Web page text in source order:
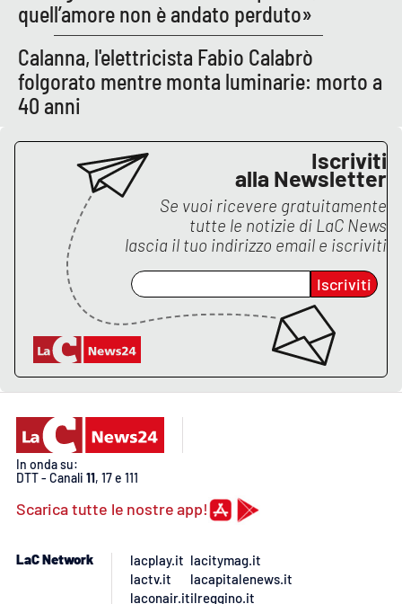
Ilreggino.it
Cosenzachannel.it
Catanzarochannel.it
Android
quell’amore non è andato perduto»
Calanna, l'elettricista Fabio Calabrò
folgorato mentre monta luminarie: morto a
40 anni
Iscriviti
alla Newsletter
Se vuoi ricevere gratuitamente
tutte le notizie di LaC News
lascia il tuo indirizzo email e iscriviti
Iscriviti
In onda su:
DTT - Canali 11, 17 e 111
Scarica tutte le nostre app!
LaC Network
lacplay.it
lactv.it
laconair.it
lacitymag.it
lacapitalenews.it
ilreggino.it